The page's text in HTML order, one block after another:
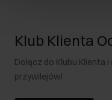
Klub Klienta
Dołącz do Klubu
przywilejów!